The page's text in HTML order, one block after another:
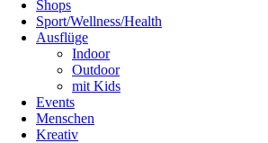
Shops
Sport/Wellness/Health
Ausflüge
Indoor
Outdoor
mit Kids
Events
Menschen
Kreativ